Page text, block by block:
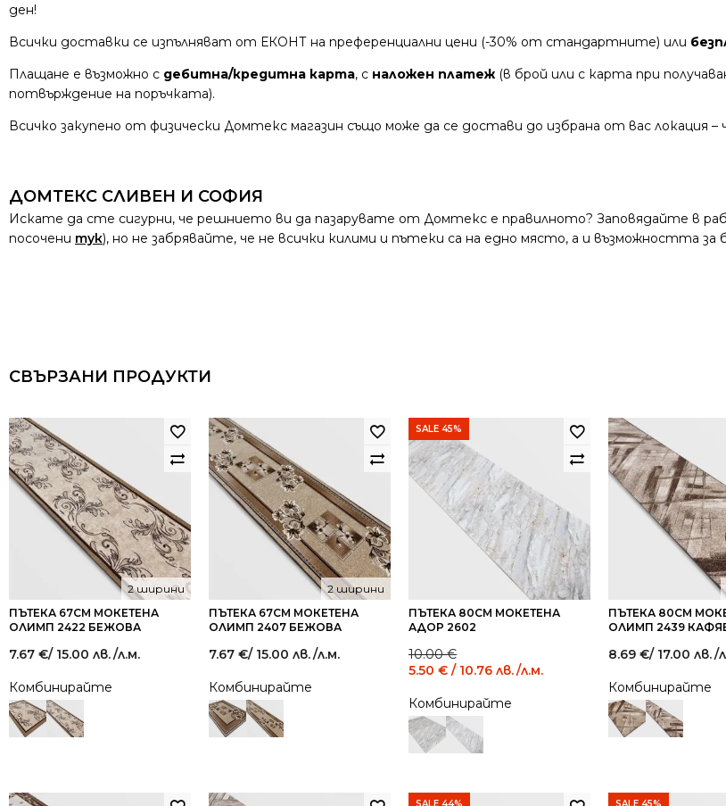
ден!
Всички доставки се изпълняват от ЕКОНТ на преференциални цени (-30% от стандартните) или
Плащане е възможно с дебитна/кредитна карта, с наложен платеж (в брой или с карта при
потвърждение на поръчката).
Всичко закупено от физически Домтекс магазин също може да се достави до избрана от вас локация
ДОМТЕКС СЛИВЕН И СОФИЯ
Искате да сте сигурни, че решнието ви да пазарувате от Домтекс е правилното? Заповядайте в
посочени тук), но не забрявайте, че не всички килими и пътеки са на едно място, а и възможността
СВЪРЗАНИ ПРОДУКТИ
ПЪТЕКА 67СМ МОКЕТЕНА
ОЛИМП 2422 БЕЖОВА
2 ширини
7.67 €/ 15.00 лв./л.м.
Комбинирайте
ПЪТЕКА 67СМ МОКЕТЕНА
ОЛИМП 2407 БЕЖОВА
2 ширини
7.67 €/ 15.00 лв./л.м.
Комбинирайте
SALE 45%
ПЪТЕКА 80СМ МОКЕТЕНА
АДОР 2602
10.00€
Original
price
10.00 €
/
19.56
лв..
5.50 € / 10.76 лв.
Current
price
5.50 €
/
10.76
лв..
/л.м.
Комбинирайте
ПЪТЕКА 80СМ
ОЛИМП 2439
8.69 €/ 17.00 лв./
Комбинирайте
SALE 44% SALE 45%